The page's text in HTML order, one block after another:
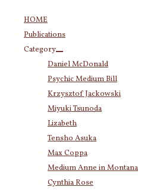
HOME
Publications
Category
Daniel McDonald
Psychic Medium Bill
Krzysztof Jackowski
Miyuki Tsunoda
Lizabeth
Tensho Asuka
Max Coppa
Medium Anne in Montana
Cynthia Rose
Category
Daniel McDonald(243)
Psychic Medium Bill (11)
Katherine
(23)
Krzysztof Jackowski
Miyuki Tsunoda
Lizabeth(255)
Tensho Asuka(3,027)
Amanda Coppa
Max Coppa(403)
Medium Anne in Montana